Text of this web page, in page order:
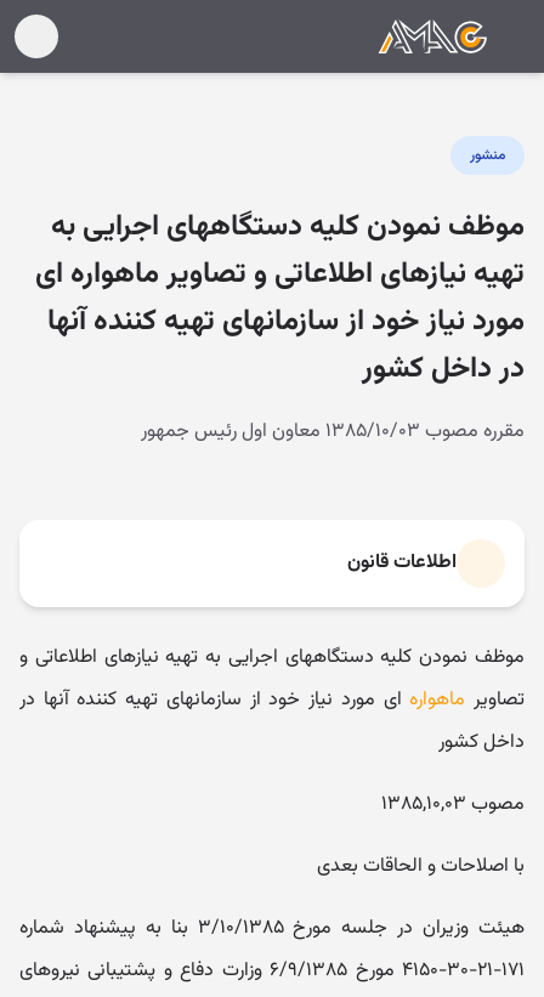
منشور
موظف نمودن کلیه دستگاههای اجرایی به
تهیه نیازهای اطلاعاتی و تصاویر ماهواره ای
مورد نیاز خود از سازمانهای تهیه کننده آنها
در داخل کشور
مقرره مصوب ۱۳۸۵/۱۰/۰۳ معاون اول رئیس جمهور
اطلاعات قانون
موظف نمودن کلیه دستگاههای اجرایی به تهیه نیازهای اطلاعاتی و
تصاویر ماهوارهای مورد نیاز خود از سازمانهای تهیه کننده آنها در
داخل کشور
مصوب ۱۳۸۵,۱۰,۰۳
با اصلاحات و الحاقات بعدی
هیئت وزیران در جلسه مورخ ۳/۱۰/۱۳۸۵ بنا به پیشنهاد شماره
۱۷۱-۲۱-۳۰-۴۱۵۰ مورخ ۶/۹/۱۳۸۵ وزارت دفاع و پشتیبانی نیروهای